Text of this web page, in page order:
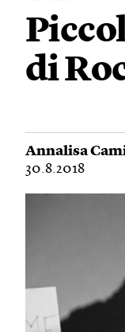
di
Annalisa
30.8.2018